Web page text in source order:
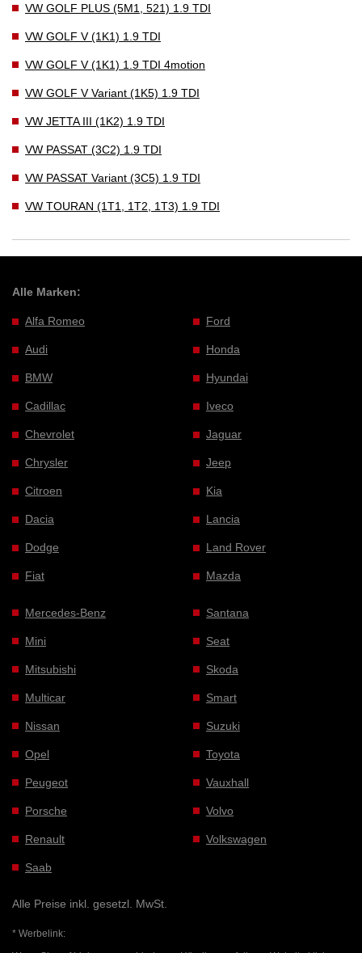
VW GOLF PLUS (5M1, 521) 1.9 TDI
VW GOLF V (1K1) 1.9 TDI
VW GOLF V (1K1) 1.9 TDI 4motion
VW GOLF V Variant (1K5) 1.9 TDI
VW JETTA III (1K2) 1.9 TDI
VW PASSAT (3C2) 1.9 TDI
VW PASSAT Variant (3C5) 1.9 TDI
VW TOURAN (1T1, 1T2, 1T3) 1.9 TDI
Alle Marken:
Alfa Romeo
Audi
BMW
Cadillac
Chevrolet
Chrysler
Citroen
Dacia
Dodge
Fiat
Ford
Honda
Hyundai
Iveco
Jaguar
Jeep
Kia
Lancia
Land Rover
Mazda
Mercedes-Benz
Mini
Mitsubishi
Multicar
Nissan
Opel
Peugeot
Porsche
Renault
Saab
Santana
Seat
Skoda
Smart
Suzuki
Toyota
Vauxhall
Volvo
Volkswagen
Alle Preise inkl. gesetzl. MwSt.
* Werbelink: